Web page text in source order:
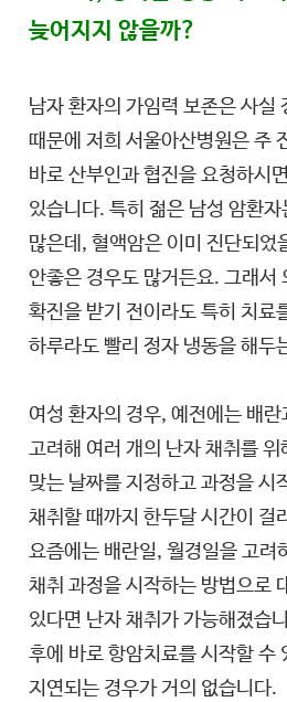
늦어지지 않을까?
남자 환자의 가임력 보존은 사실
때문에 저희 서울아산병원은 주
바로 산부인과 협진을 요청하시
있습니다. 특히 젊은 남성 암환
많은데, 혈액암은 이미 진단되었
안좋은 경우도 많거든요. 그래서
확진을 받기 전이라도 특히 치료
하루라도 빨리 정자 냉동을 해두
여성 환자의 경우, 예전에는 배
고려해 여러 개의 난자 채취를
맞는 날짜를 지정하고 과정을 시
채취할 때까지 한두달 시간이 걸
요즘에는 배란일, 월경일을 고려
채취 과정을 시작하는 방법으로
있다면 난자 채취가 가능해졌습
후에 바로 항암치료를 시작할 수
지연되는 경우가 거의 없습니다.